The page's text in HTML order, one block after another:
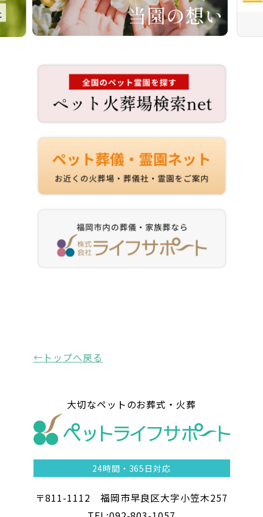
トップへ戻る
大切なペットのお葬式・火葬
24時間・ 365日対応
〒811-1112 福岡市早良区大字小笠木257